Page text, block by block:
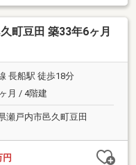
町豆田 築33年6ヶ月
長船駅 徒歩18分
月 / 4階建
瀬戸内市邑久町豆田
円